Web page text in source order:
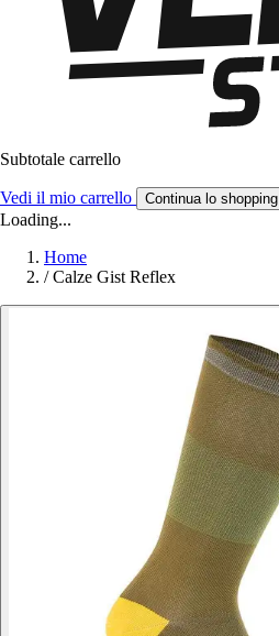
Subtotale carrello
Vedi il mio carrello Continua lo shopping
Loading...
Home
/ Calze Gist Reflex